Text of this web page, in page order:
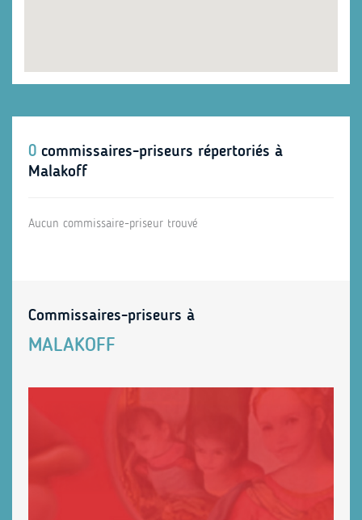
0 commissaires-priseurs répertoriés à
Malakoff
Aucun commissaire-priseur trouvé
Commissaires-priseurs à
MALAKOFF